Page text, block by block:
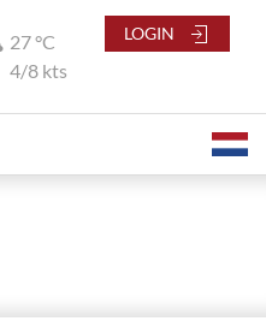
27 °C
4/8 kts
LOGIN